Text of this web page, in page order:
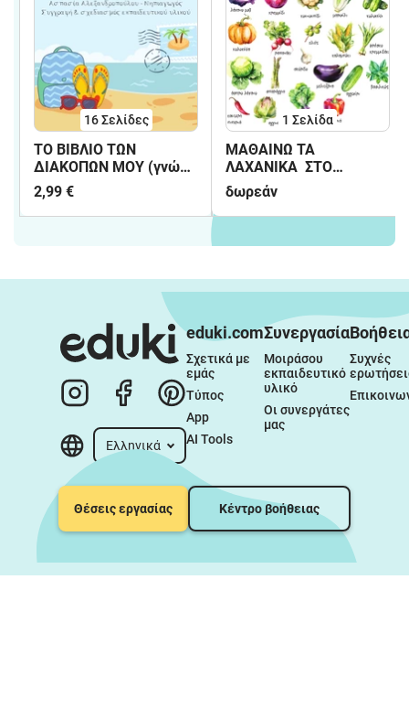
16Σελίδες
ΤΟ ΒΙΒΛΙΟ ΤΩΝ
ΔΙΑΚΟΠΩΝ ΜΟΥ (γνώση
- κατασκευές )
2,99 €
1 Σελίδα
ΜΑΘΑΙΝΩ ΤΑ
ΛΑΧΑΝΙΚΑ ΣΤΟ
ΝΗΠΙΑΓΩΓΕΙΟ
δωρεάν
Ελληνικά
eduki.com
Σχετικά με
εμάς
Τύπος
App
AI Tools
Συνεργασία
Μοιράσου
εκπαιδευτικό
υλικό
Οι συνεργάτες
μας
Συχνές
Θέσεις εργασίας Κέντρο βοήθειας